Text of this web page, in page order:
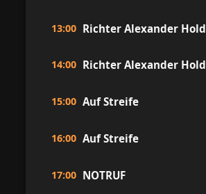
13:00 Richter Alexander Hold
14:00 Richter Alexander Hold
15:00 Auf Streife
16:00 Auf Streife
17:00 NOTRUF